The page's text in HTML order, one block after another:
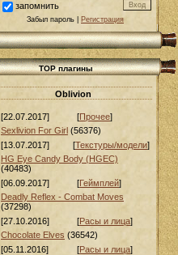
запомнить
Забыл пароль | Регистрация
TOP плагины
Oblivion
[22.07.2017] [Прочее]
Sexlivion For Girl (56376)
[13.07.2017]
[Текстуры/модели]
HG Eye Candy Body (HGEC)
(40483)
[06.09.2017]
[Геймплей]
Deadly Reflex - Combat Moves
(37298)
[27.10.2016]
[Расы и лица]
Chocolate Elves (36542)
[05.11.2016]
[Расы и лица]